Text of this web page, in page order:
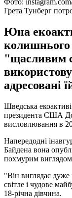
Грета Тунберг
Юна
колишнього
"щасливим
адресовані
Шведська
президента США
висловлювання в
Напередодні
Байдена вона
похмурим виглядом
"Він виглядає
світле і чудове
18-річна дівчина.